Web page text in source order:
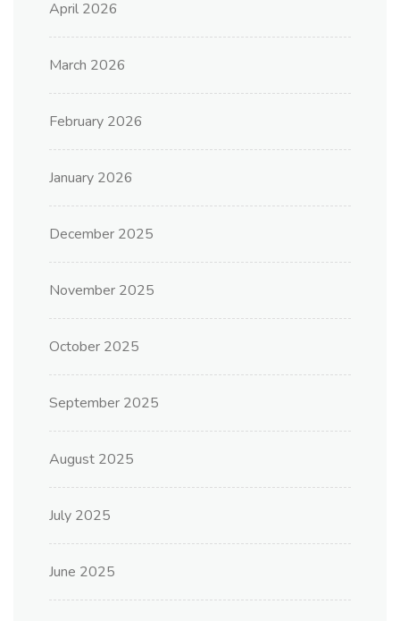
April 2026
March 2026
February 2026
January 2026
December 2025
November 2025
October 2025
September 2025
August 2025
July 2025
June 2025